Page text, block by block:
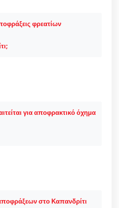
φρεατίων
για αποφρακτικό όχημα
στο Καπανδρίτι